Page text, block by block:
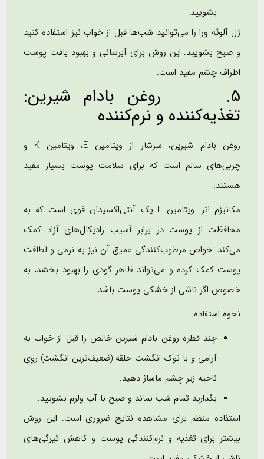
بشویید.
ژل آلوئه ورا را می‌توانید شب‌ها قبل از خواب نیز استفاده کنید
و صبح بشویید. این روش برای آبرسانی و بهبود بافت پوست
اطراف چشم مفید است.
5. روغن بادام شیرین:
تغذیه‌کننده و نرم‌کننده
روغن بادام شیرین، سرشار از ویتامین E، ویتامین K و
چربی‌های سالم است که برای سلامت پوست بسیار مفید
هستند.
مکانیزم اثر: ویتامین E یک آنتی‌اکسیدان قوی است که به
محافظت از پوست در برابر آسیب رادیکال‌های آزاد کمک
می‌کند. خواص مرطوب‌کنندگی عمیق آن نیز به نرمی و لطافت
پوست کمک کرده و می‌تواند ظاهر گودی را بهبود بخشد، به
خصوص اگر ناشی از خشکی پوست باشد.
نحوه استفاده:
چند قطره روغن بادام شیرین خالص را قبل از خواب به
آرامی و با نوک انگشت حلقه (ضعیف‌ترین انگشت) روی
ناحیه زیر چشم ماساژ دهید.
بگذارید تمام شب بماند و صبح با آب ولرم بشویید.
استفاده منظم برای مشاهده نتایج ضروری است. این روش
بیشتر برای تغذیه و نرم‌کنندگی پوست و کاهش تیرگی‌های